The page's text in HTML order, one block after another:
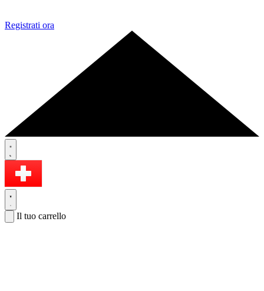
Registrati ora
Il tuo carrello